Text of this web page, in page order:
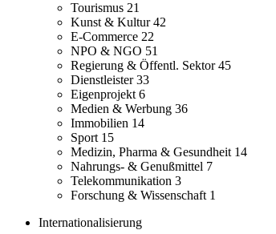
Tourismus 21
Kunst & Kultur42
E-Commerce 22
NPO & NGO 51
Regierung & Öffentl. Sektor45
Dienstleister33
Eigenprojekt 6
Medien & Werbung 36
Immobilien 14
Sport 15
Medizin, Pharma & Gesundheit 14
Nahrungs- & Genußmittel 7
Telekommunikation 3
Forschung & Wissenschaft 1
Internationalisierung